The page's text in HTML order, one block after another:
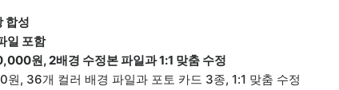
합성
일 포함
원, 2배경 수정본 파일과 1:1 맞춤 수정
원, 36개 컬러 배경 파일과 포토 카드 3종, 1:1 맞춤 수정